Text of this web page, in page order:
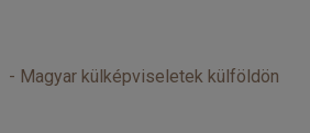
- Magyar külképviseletek külföldön